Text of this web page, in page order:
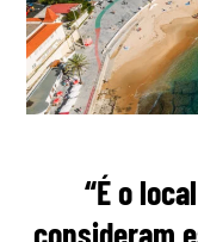
“É o
consideram